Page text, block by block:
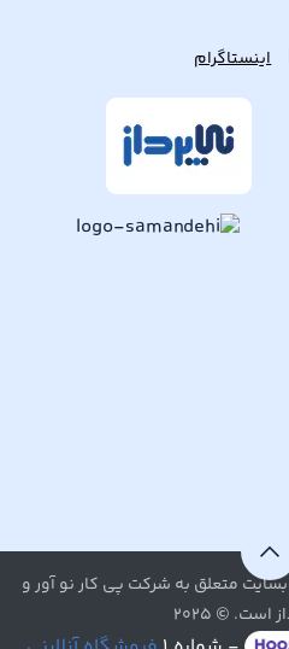
اینستاگرام
متعلق به شرکت پی کار نو آور و
است. © ۲۰۲۵